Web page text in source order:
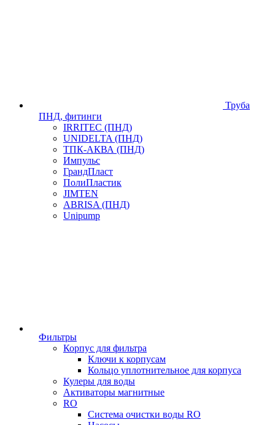
Труба
ПНД, фитинги
IRRITEC (ПНД)
UNIDELTA (ПНД)
ТПК-АКВА (ПНД)
Импульс
ГрандПласт
ПолиПластик
JIMTEN
ABRISA (ПНД)
Unipump
Фильтры
Корпус для фильтра
Ключи к корпусам
Кольцо уплотнительное для корпуса
Кулеры для воды
Активаторы магнитные
RO
Система очистки воды RO